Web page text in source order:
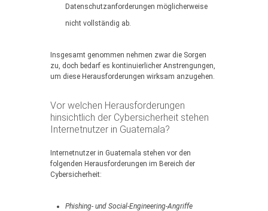
Datenschutzanforderungen möglicherweise
nicht vollständig ab.
Insgesamt genommen nehmen zwar die Sorgen
zu, doch bedarf es kontinuierlicher Anstrengungen,
um diese Herausforderungen wirksam anzugehen.
Vor welchen Herausforderungen
hinsichtlich der Cybersicherheit stehen
Internetnutzer in Guatemala?
Internetnutzer in Guatemala stehen vor den
folgenden Herausforderungen im Bereich der
Cybersicherheit:
Phishing- und Social-Engineering-Angriffe